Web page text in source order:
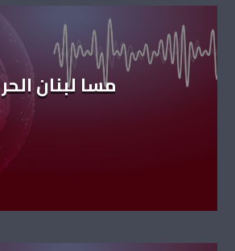
مسا لبنان الحر